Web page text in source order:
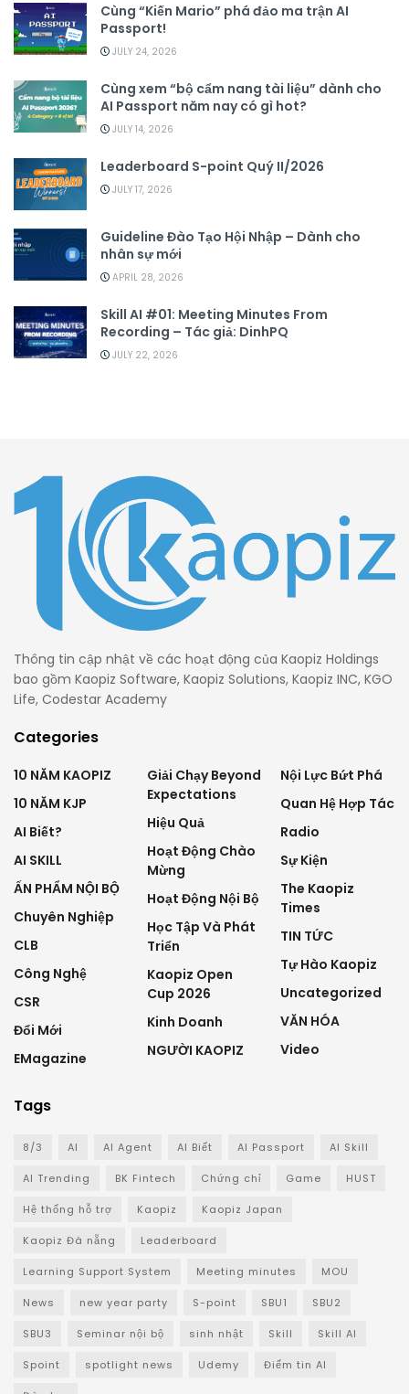
Cùng “Kiến Mario” phá đảo ma trận AI
Passport!
JULY 24, 2026
Cùng xem “bộ cẩm nang tài liệu” dành cho
AI Passport năm nay có gì hot?
JULY 14, 2026
Leaderboard S-point Quý II/2026
JULY 17, 2026
Guideline Đào Tạo Hội Nhập – Dành cho
nhân sự mới
APRIL 28, 2026
Skill AI #01: Meeting Minutes From
Recording – Tác giả: DinhPQ
JULY 22, 2026
Thông tin cập nhật về các hoạt động của Kaopiz Holdings
bao gồm Kaopiz Software, Kaopiz Solutions, Kaopiz INC, KGO
Life, Codestar Academy
Categories
10 NĂM KAOPIZ
10 NĂM KJP
AI Biết?
AI SKILL
ẤN PHẨM NỘI BỘ
Chuyên Nghiệp
CLB
Công Nghệ
CSR
Đổi Mới
EMagazine
Giải Chạy Beyond
Expectations
Hiệu Quả
Hoạt Động Chào
Mừng
Hoạt Động Nội Bộ
Học Tập Và Phát
Triển
Kaopiz Open
Cup 2026
Kinh Doanh
NGƯỜI KAOPIZ
Nội Lực Bứt Phá
Quan Hệ Hợp Tác
Radio
Sự Kiện
The Kaopiz
Times
TIN TỨC
Tự Hào Kaopiz
Uncategorized
VĂN HÓA
Video
Tags
8/3 AI AI Agent AI Biết AI Passport AI Skill
AI Trending BK Fintech Chứng chỉ Game HUST
Hệ thống hỗ trợ Kaopiz Kaopiz Japan
Kaopiz Đà nẵng Leaderboard
Learning Support System Meeting minutes MOU
News new year party S-point SBU1 SBU2
SBU3 Seminar nội bộ sinh nhật Skill Skill AI
Spoint spotlight news Udemy Điểm tin AI